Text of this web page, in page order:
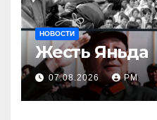
НОВОСТИ
Жесть Яньда
07.08.2026 РМ